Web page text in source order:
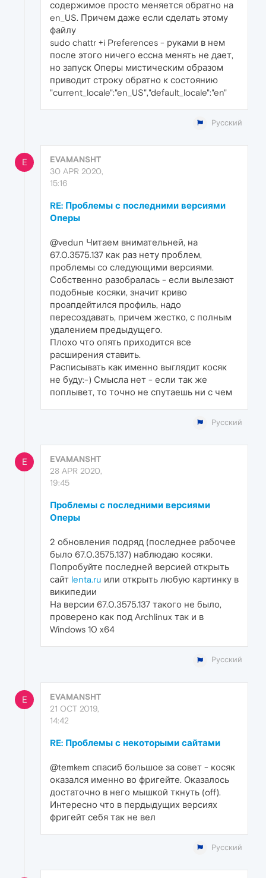
содержимое просто меняется обратно на
en_US. Причем даже если сделать этому
файлу
sudo chattr +i Preferences - руками в нем
после этого ничего ессна менять не дает,
но запуск Оперы мистическим образом
приводит строку обратно к состоянию
"current_locale":"en_US","default_locale":"en"
Русский
E
EVAMANSHT
30 APR 2020,
15:16
RE: Проблемы с последними версиями
Оперы
@vedun Читаем внимательней, на
67.0.3575.137 как раз нету проблем,
проблемы со следующими версиями.
Собственно разобралась - если вылезают
подобные косяки, значит криво
проапдейтился профиль, надо
пересоздавать, причем жестко, с полным
удалением предыдущего.
Плохо что опять приходится все
расширения ставить.
Расписывать как именно выглядит косяк
не буду:-) Смысла нет - если так же
поплывет, то точно не спутаешь ни с чем
Русский
E
EVAMANSHT
28 APR 2020,
19:45
Проблемы с последними версиями
Оперы
2 обновления подряд (последнее рабочее
было 67.0.3575.137) наблюдаю косяки.
Попробуйте последней версией открыть
сайт lenta.ru или открыть любую картинку в
википедии
На версии 67.0.3575.137 такого не было,
проверено как под Archlinux так и в
Windows 10 x64
Русский
E
EVAMANSHT
21 OCT 2019,
14:42
RE: Проблемы с некоторыми сайтами
@temkem спасиб большое за совет - косяк
оказался именно во фригейте. Оказалось
достаточно в него мышкой ткнуть (off).
Интересно что в пердыдущих версиях
фригейт себя так не вел
Русский